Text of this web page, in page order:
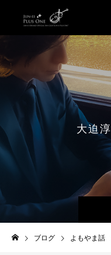
大迫淳
ブログ よもやま話